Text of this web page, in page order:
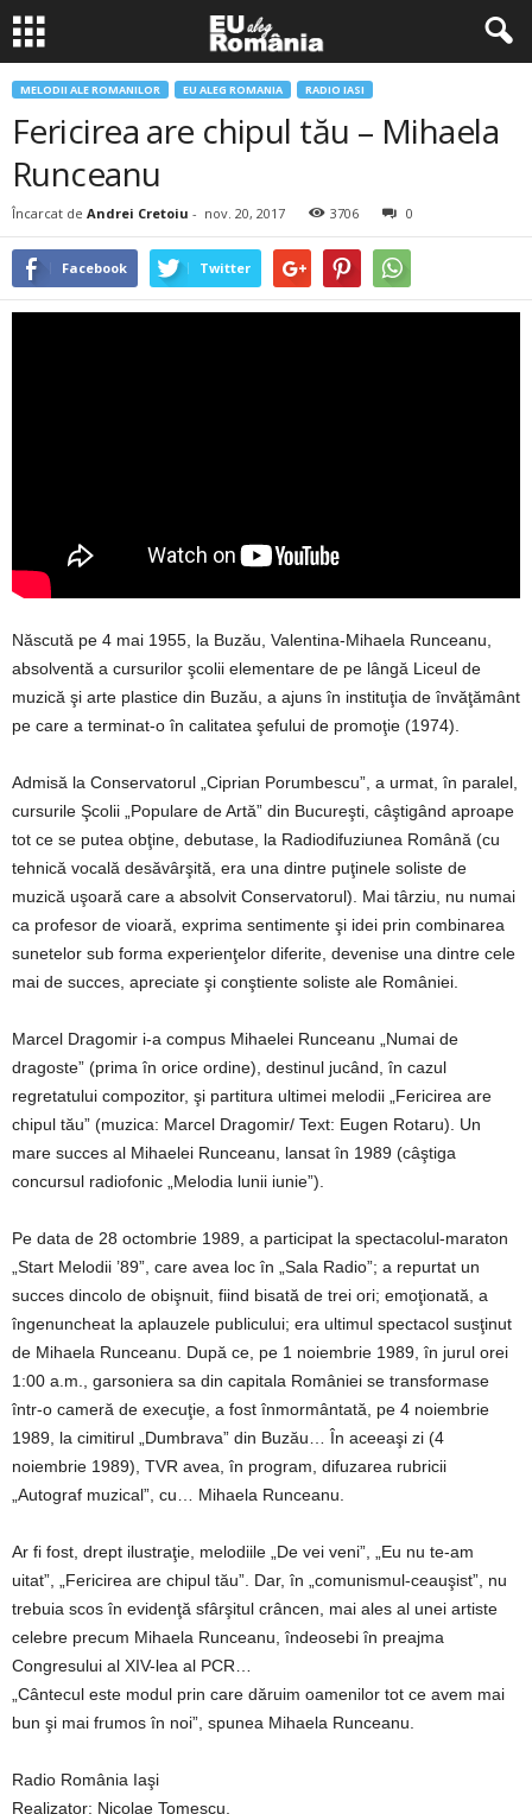
MELODII ALE ROMANILOR EU ALEG ROMANIA RADIO IASI
Fericirea are chipul tău – Mihaela
Runceanu
Încarcat de Andrei Cretoiu - nov. 20, 2017 3706 0
Facebook Twitter
Născută pe 4 mai 1955, la Buzău, Valentina-Mihaela Runceanu,
absolventă a cursurilor şcolii elementare de pe lângă Liceul de
muzică şi arte plastice din Buzău, a ajuns în instituţia de învăţământ
pe care a terminat-o în calitatea şefului de promoţie (1974).
Admisă la Conservatorul „Ciprian Porumbescu”, a urmat, în paralel,
cursurile Şcolii „Populare de Artă” din Bucureşti, câştigând aproape
tot ce se putea obţine, debutase, la Radiodifuziunea Română (cu
tehnică vocală desăvârşită, era una dintre puţinele soliste de
muzică uşoară care a absolvit Conservatorul). Mai târziu, nu numai
ca profesor de vioară, exprima sentimente şi idei prin combinarea
sunetelor sub forma experienţelor diferite, devenise una dintre cele
mai de succes, apreciate şi conştiente soliste ale României.
Marcel Dragomir i-a compus Mihaelei Runceanu „Numai de
dragoste” (prima în orice ordine), destinul jucând, în cazul
regretatului compozitor, şi partitura ultimei melodii „Fericirea are
chipul tău” (muzica: Marcel Dragomir/ Text: Eugen Rotaru). Un
mare succes al Mihaelei Runceanu, lansat în 1989 (câştiga
concursul radiofonic „Melodia lunii iunie”).
Pe data de 28 octombrie 1989, a participat la spectacolul-maraton
„Start Melodii ’89”, care avea loc în „Sala Radio”; a repurtat un
succes dincolo de obişnuit, fiind bisată de trei ori; emoţionată, a
îngenuncheat la aplauzele publicului; era ultimul spectacol susţinut
de Mihaela Runceanu. După ce, pe 1 noiembrie 1989, în jurul orei
1:00 a.m., garsoniera sa din capitala României se transformase
într-o cameră de execuţie, a fost înmormântată, pe 4 noiembrie
1989, la cimitirul „Dumbrava” din Buzău… În aceeaşi zi (4
noiembrie 1989), TVR avea, în program, difuzarea rubricii
„Autograf muzical”, cu… Mihaela Runceanu.
Ar fi fost, drept ilustraţie, melodiile „De vei veni”, „Eu nu te-am
uitat”, „Fericirea are chipul tău”. Dar, în „comunismul-ceauşist”, nu
trebuia scos în evidenţă sfârşitul crâncen, mai ales al unei artiste
celebre precum Mihaela Runceanu, îndeosebi în preajma
Congresului al XIV-lea al PCR…
„Cântecul este modul prin care dăruim oamenilor tot ce avem mai
bun şi mai frumos în noi”, spunea Mihaela Runceanu.
Radio România Iaşi
Realizator: Nicolae Tomescu,